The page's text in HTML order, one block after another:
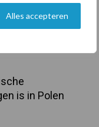
Alles accepteren
voor een
is in Polen